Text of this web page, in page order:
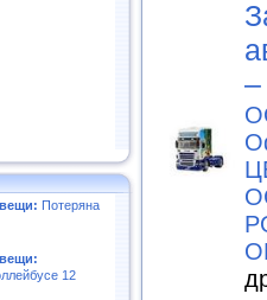
Потеряна
12
–